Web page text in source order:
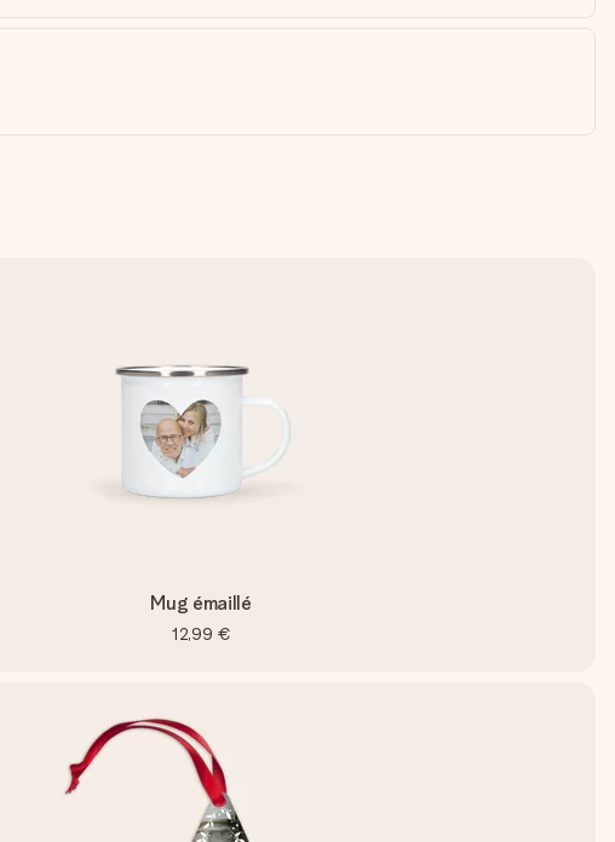
Mug émaillé
12,99 €